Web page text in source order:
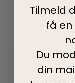
Tilmeld
få
Du
din